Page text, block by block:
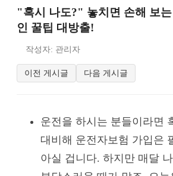
"혹시 나도?" 놓치면 손해 보
인 꿀팁 대방출!
작성자: 관리자
이전 게시글 다음 게시글
운전을 하시는 분들이라면
대비해 운전자보험 가입은
아실 겁니다. 하지만 매달